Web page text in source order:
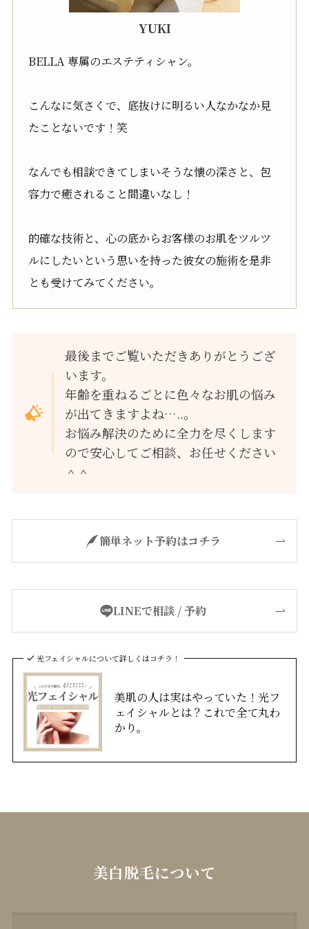
YUKI
BELLA 専属のエステティシャン。
こんなに気さくで、底抜けに明るい人なかなか見
たことないです！笑
なんでも相談できてしまいそうな懐の深さと、包
容力で癒されること間違いなし！
的確な技術と、心の底からお客様のお肌をツルツ
ルにしたいという思いを持った彼女の施術を是非
とも受けてみてください。
最後までご覧いただきありがとうござ
います。
年齢を重ねるごとに色々なお肌の悩み
が出てきますよね…..。
お悩み解決のために全力を尽くします
ので安心してご相談、お任せください
＾＾
簡単ネット予約はコチラ
LINEで相談 / 予約
光フェイシャルについて詳しくはコチラ！
美肌の人は実はやっていた！光フ
ェイシャルとは？これで全て丸わ
かり。
美白脱毛について